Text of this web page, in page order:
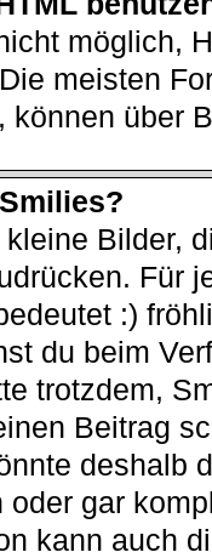
möglich,
meisten
können über
Bilder,
Für
:)
du beim
trotzdem,
Beitrag
deshalb
oder gar
kann auch